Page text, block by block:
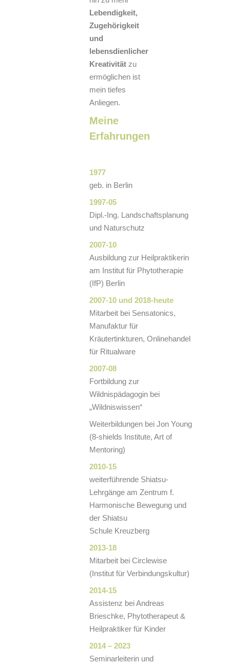
Lebendigkeit,
Zugehörigkeit
und
lebensdienlicher
Kreativität zu
ermöglichen ist
mein tiefes
Anliegen.
Meine
Erfahrungen
1977
geb. in Berlin
1997-05
Dipl.-Ing. Landschaftsplanung
und Naturschutz
2007-10
Ausbildung zur Heilpraktikerin
am Institut für Phytotherapie
(IfP) Berlin
2007-10 und 2018-heute
Mitarbeit bei Sensatonics,
Manufaktur für
Kräutertinkturen, Onlinehandel
für Ritualware
2007-08
Fortbildung zur
Wildnispädagogin bei
„Wildniswissen“
Weiterbildungen bei Jon Young
(8-shields Institute, Art of
Mentoring)
2010-15
weiterführende Shiatsu-
Lehrgänge am Zentrum f.
Harmonische Bewegung und
der Shiatsu
Schule Kreuzberg
2013-18
Mitarbeit bei Circlewise
(Institut für Verbindungskultur)
2014-15
Assistenz bei Andreas
Brieschke, Phytotherapeut &
Heilpraktiker für Kinder
2014 – 2023
Seminarleiterin und